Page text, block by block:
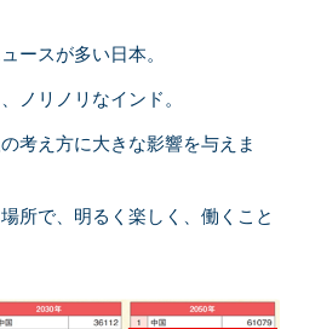
ースが多い日本。
ノリノリなインド。
考え方に大きな影響を与えま
所で、明るく楽しく、働くこと